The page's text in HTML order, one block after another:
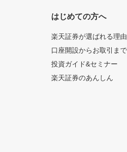
はじめての方へ
楽天証券が選ばれる理由
口座開設からお取引ま
投資ガイド&セミナー
楽天証券のあんしん